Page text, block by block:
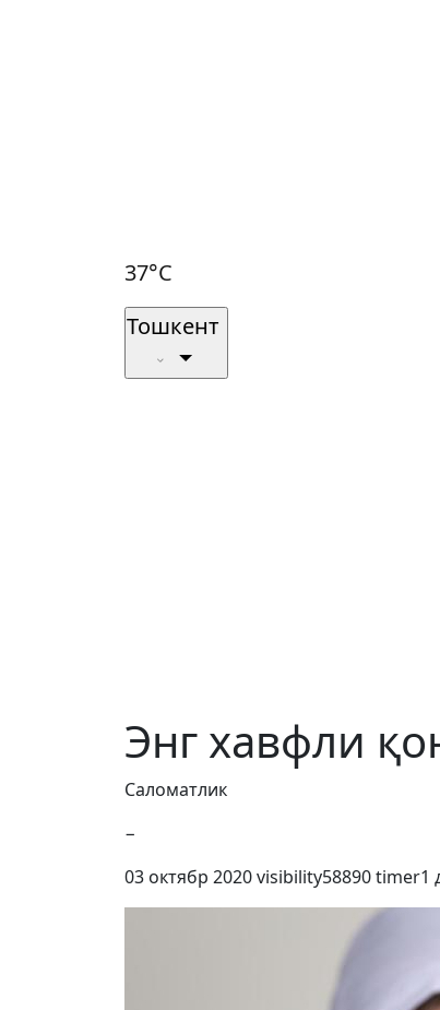
37°C
Тошкент
Энг хавфли
Саломатлик
−
03 октябр 2020visibility58890timer1